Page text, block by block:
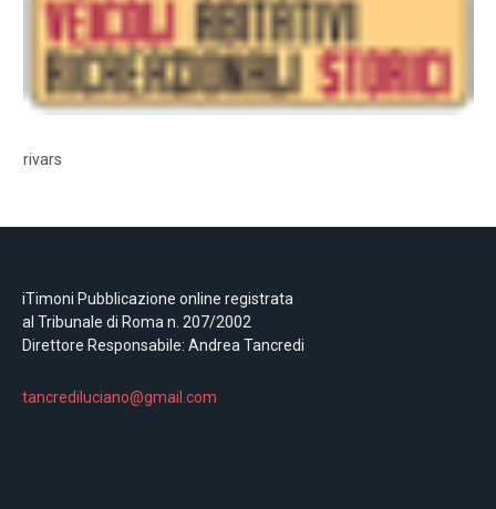
rivars
iTimoni Pubblicazione online registrata
al Tribunale di Roma n. 207/2002
Direttore Responsabile: Andrea Tancredi
tancrediluciano@gmail.com